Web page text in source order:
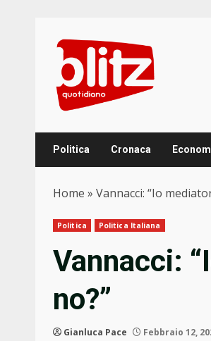
content
Politica Cronaca
Home » Vannacci: “Io
Politica Politica Italiana
Vannacci:
no?”
Gianluca Pace Febbraio 12,